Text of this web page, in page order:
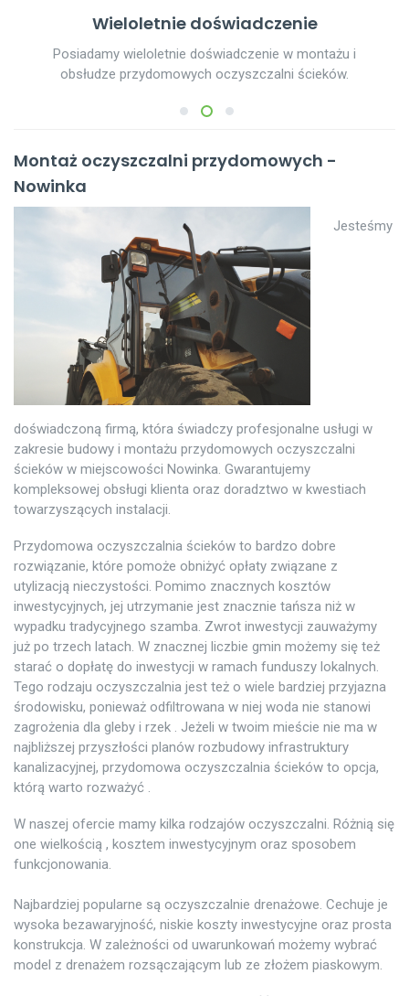
Wieloletnie doświadczenie
Posiadamy wieloletnie doświadczenie w montażu i
obsłudze przydomowych oczyszczalni ścieków.
1 2 3
Montaż oczyszczalni przydomowych -
Nowinka
Jesteśmy
doświadczoną firmą, która świadczy profesjonalne usługi w
zakresie budowy i montażu przydomowych oczyszczalni
ścieków w miejscowości Nowinka. Gwarantujemy
kompleksowej obsługi klienta oraz doradztwo w kwestiach
towarzyszących instalacji.
Przydomowa oczyszczalnia ścieków to bardzo dobre
rozwiązanie, które pomoże obniżyć opłaty związane z
utylizacją nieczystości. Pomimo znacznych kosztów
inwestycyjnych, jej utrzymanie jest znacznie tańsza niż w
wypadku tradycyjnego szamba. Zwrot inwestycji zauważymy
już po trzech latach. W znacznej liczbie gmin możemy się też
starać o dopłatę do inwestycji w ramach funduszy lokalnych.
Tego rodzaju oczyszczalnia jest też o wiele bardziej przyjazna
środowisku, ponieważ odfiltrowana w niej woda nie stanowi
zagrożenia dla gleby i rzek . Jeżeli w twoim mieście nie ma w
najbliższej przyszłości planów rozbudowy infrastruktury
kanalizacyjnej, przydomowa oczyszczalnia ścieków to opcja,
którą warto rozważyć .
W naszej ofercie mamy kilka rodzajów oczyszczalni. Różnią się
one wielkością , kosztem inwestycyjnym oraz sposobem
funkcjonowania.
Najbardziej popularne są oczyszczalnie drenażowe. Cechuje je
wysoka bezawaryjność, niskie koszty inwestycyjne oraz prosta
konstrukcja. W zależności od uwarunkowań możemy wybrać
model z drenażem rozsączającym lub ze złożem piaskowym.